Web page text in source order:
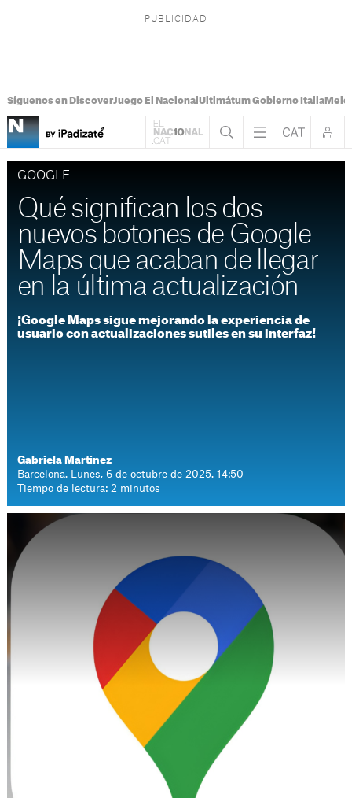
Síguenos en DiscoverJuego El Nacional Ultimátum Gobierno Italia
GOOGLE
Qué significan los dos
nuevos botones de Google
Maps que acaban de llegar
en la última actualización
¡Google Maps sigue mejorando la experiencia de
usuario con actualizaciones sutiles en su interfaz!
Gabriela Martínez
Barcelona. Lunes, 6 de octubre de 2025. 14:50
Tiempo de lectura: 2 minutos